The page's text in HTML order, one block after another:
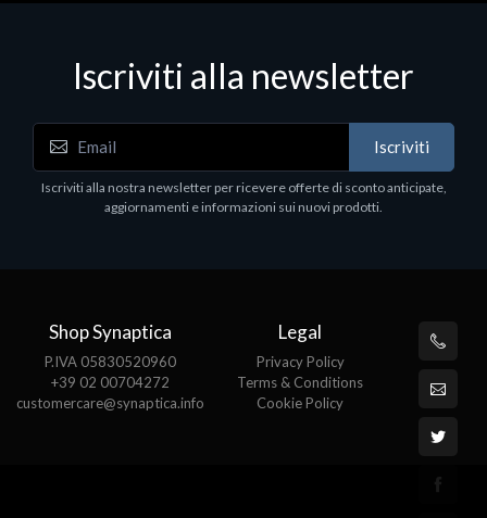
WD_BLACK SN850X NVMe SSD
WDBB9H0020BNC - SSD - 2 TB - interno - M.2
2280 - PCIe 4.0 (NVMe) - dissipatore integrato -
nero
Iscriviti alla newsletter
Iscriviti
Iscriviti alla nostra newsletter per ricevere offerte di sconto anticipate,
aggiornamenti e informazioni sui nuovi prodotti.
Shop Synaptica
P.IVA 05830520960
+39 02 00704272
customercare@synaptica.info
Legal
Privacy Policy
Terms & Conditions
Cookie Policy